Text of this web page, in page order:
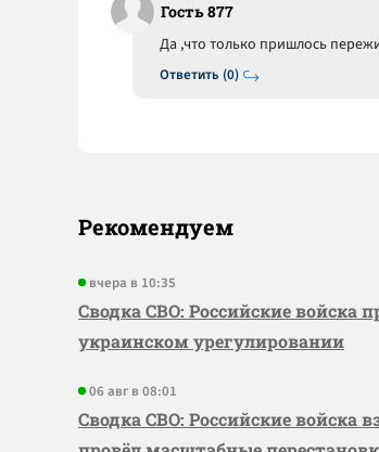
Гость 877
Ответить (0)
Да ,что только пришлось
Рекомендуем
вчера в 10:35
Сводка СВО: Российские войска
украинском урегулировании
06 авг в 08:01
Сводка СВО: Российские